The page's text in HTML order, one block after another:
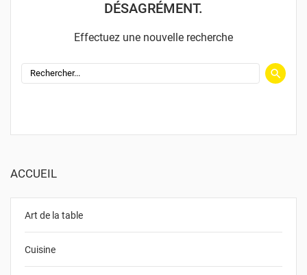
ACCUEIL
Art de la table
Cuisine
DÉSAGRÉMENT.
Effectuez une nouvelle recherche